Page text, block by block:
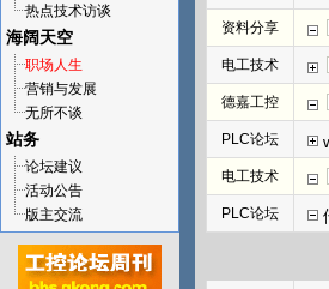
热点技术访谈
海阔天空
职场人生
营销与发展
无所不谈
站务
论坛建议
活动公告
版主交流
资料分享
电工技术
德嘉工控
PLC论坛
电工技术
PLC论坛